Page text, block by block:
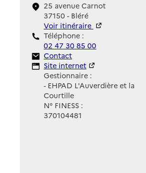
25 avenue Carnot
37150 - Bléré
Voir itinéraire
Téléphone :
02 47 30 85 00
Contact
Contact
Site Internet
Site internet
Gestionnaire :
- EHPAD L'Auverdière et la
Courtille
N° FINESS :
370104481